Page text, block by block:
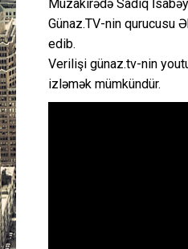
Müzakirədə Sadiq
Günaz.TV-nin qurucusu
edib.
Verilişi günaz.tv-nin
izləmək mümkündür.